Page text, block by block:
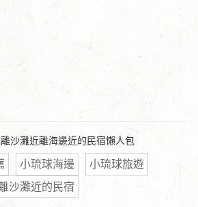
沙灘近離海邊近的民宿懶人包
小琉球海邊
小琉球旅遊
沙灘近的民宿